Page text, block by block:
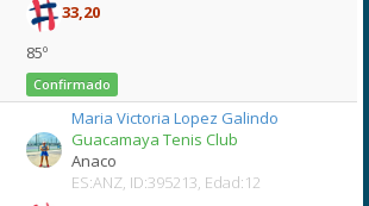
33,20
85º
Confirmado
Maria Victoria Lopez Galindo
Guacamaya Tenis Club
Anaco
ES:ANZ, ID:395213, Edad:12